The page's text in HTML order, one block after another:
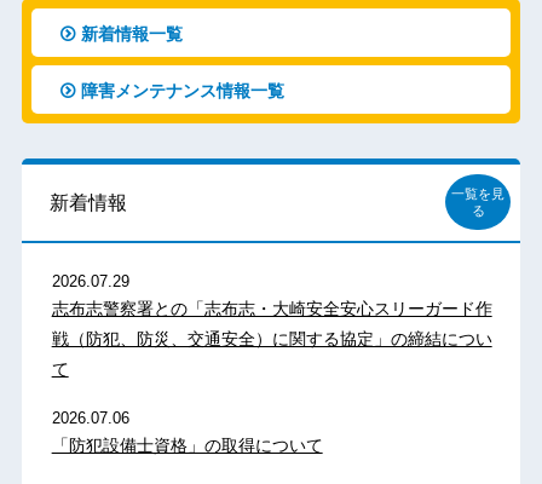
新着情報一覧
障害メンテナンス情報一覧
新着情報
一覧を見
る
2026.07.29
志布志警察署との「志布志・大崎安全安心スリーガード作
戦（防犯、防災、交通安全）に関する協定」の締結につい
て
2026.07.06
「防犯設備士資格」の取得について